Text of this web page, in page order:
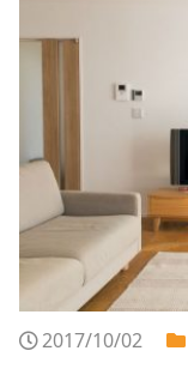
2017/10/02